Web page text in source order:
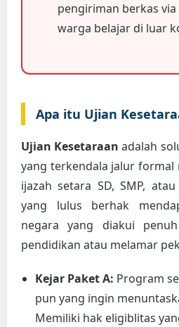
pengiriman berkas via
warga belajar di luar
Apa itu Ujian
Ujian Kesetaraan adalah
yang terkendala jalur
ijazah setara SD, SMP,
yang lulus berhak
negara yang diakui
pendidikan atau melamar
Kejar Paket A: Program
pun yang ingin
Memiliki hak eligiblitas